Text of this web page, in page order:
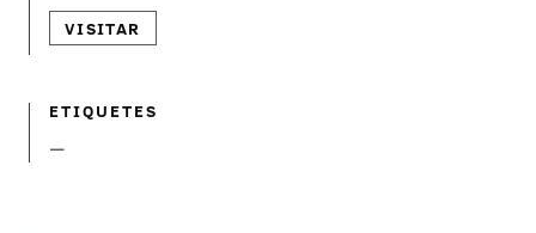
VISITAR
ETIQUETES
—